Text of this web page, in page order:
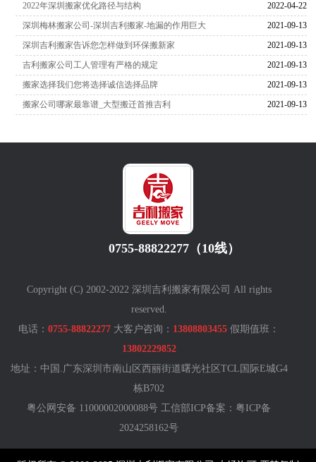
2022-04-22
2022年深圳搬家优化路径与结构
2021-09-13
深圳梅林搬家公司-深圳吉利搬家-地漏的作用巨大
2021-09-13
深圳吉利搬家告诉您怎样做到环保搬新家
2021-09-13
吉利搬家公司工人管理有严格的规定
2021-09-13
搬家选择我们您将选择诚信选择品牌
2021-09-13
搬家公司哪家最靠谱_大型搬迁首推吉利
0755-88822277（10线）
Copyright (C) 2002-2022 深圳吉利搬家有限公司 All rights
reserved.
电话：0755-88822277 大客户咨询： 13808803455 假期值班：
13802229852
地址：中国.广东深圳市南山区西丽街道曙光社区TCL国际E城G4
栋B702
粤公网安备 11000002000088号 工信部ICP备案：粤ICP备
2024258162号